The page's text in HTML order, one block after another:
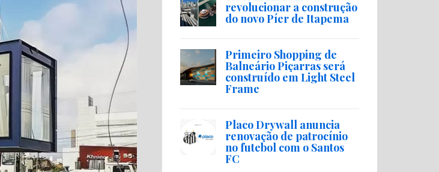
revolucionar a construção
do novo Píer de Itapema
Primeiro Shopping de
Balneário Piçarras será
construído em Light Steel
Frame
Placo Drywall anuncia
renovação de patrocínio
no futebol com o Santos
FC